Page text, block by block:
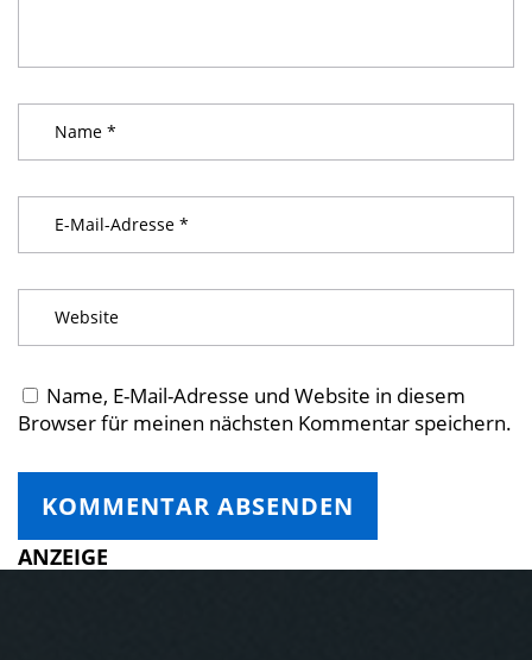
Name, E-Mail-Adresse und Website in diesem
Browser für meinen nächsten Kommentar speichern.
ANZEIGE